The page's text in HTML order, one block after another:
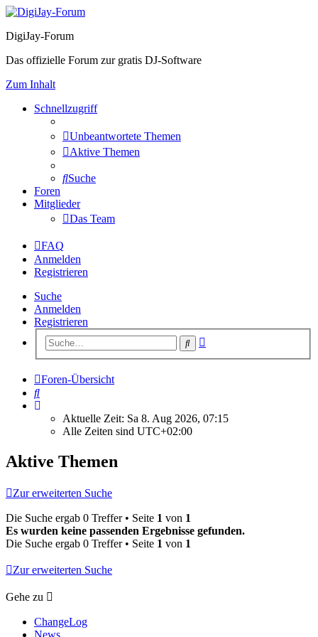
DigiJay-Forum
Das offizielle Forum zur gratis DJ-Software
Zum Inhalt
Schnellzugriff
Unbeantwortete Themen
Aktive Themen
Suche
Foren
Mitglieder
Das Team
FAQ
Anmelden
Registrieren
Suche
Anmelden
Registrieren
Suche
Foren-Übersicht
Suche
Aktuelle Zeit: Sa 8. Aug 2026, 07:15
Alle Zeiten sind UTC+02:00
Aktive Themen
Zur erweiterten Suche
Die Suche ergab 0 Treffer • Seite 1 von 1
Es wurden keine passenden Ergebnisse gefunden.
Die Suche ergab 0 Treffer • Seite 1 von 1
Zur erweiterten Suche
Gehe zu
ChangeLog